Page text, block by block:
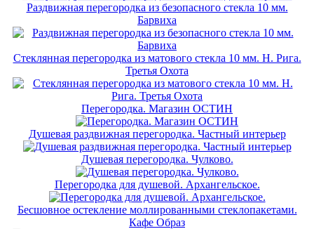
Раздвижная перегородка из безопасного стекла 10 мм.
Барвиха
Стеклянная перегородка из матового стекла 10 мм. Н. Рига.
Третья Охота
Перегородка. Магазин ОСТИН
Душевая раздвижная перегородка. Частный интерьер
Душевая перегородка. Чулково.
Перегородка для душевой. Архангельское.
Бесшовное остекление моллированными стеклопакетами.
Кафе Образ